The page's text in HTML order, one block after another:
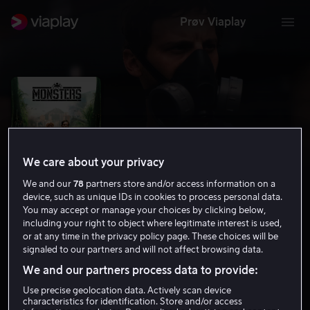
Prøv Viaplay
Monsters
6.3 Drama Thriller 2010 1 t 29 min
12 år
HD
We care about your privacy
We and our78 partners store and/or access information on a
device, such as unique IDs in cookies to process personal data.
You may accept or manage your choices by clicking below,
including your right to object where legitimate interest is used,
or at any time in the privacy policy page. These choices will be
signaled to our partners and will not affect browsing data.
We and our partners process data to provide:
Use precise geolocation data. Actively scan device
characteristics for identification. Store and/or access